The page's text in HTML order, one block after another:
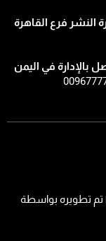
النشر فرع القاهرة
بالإدارة في اليمن